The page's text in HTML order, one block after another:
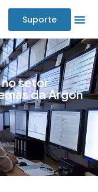
Suporte
setor
da Argon